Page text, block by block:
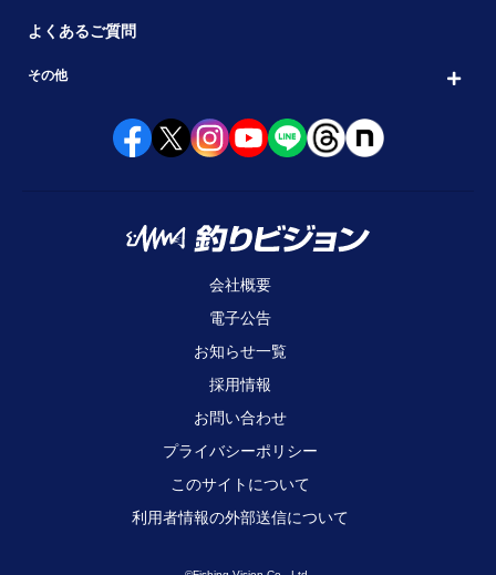
よくあるご質問
その他
会社概要
電子公告
お知らせ一覧
採用情報
お問い合わせ
プライバシーポリシー
このサイトについて
利用者情報の外部送信について